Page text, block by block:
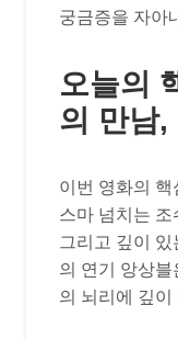
궁금증을 자아
오늘의
의 만남,
이번 영화의 핵
스마 넘치는
그리고 깊이
의 연기 앙상블
의 뇌리에 깊이